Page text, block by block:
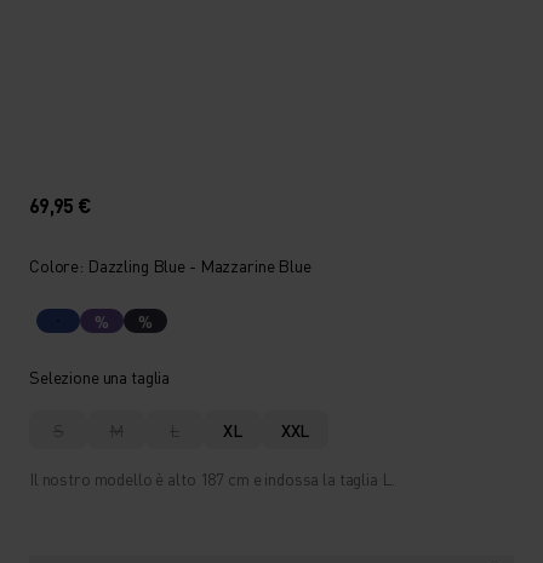
69,95 €
Colore: Dazzling Blue - Mazzarine Blue
% %
Selezione una taglia
S M L XL XXL
Il nostro modello è alto 187 cm e indossa la taglia L.